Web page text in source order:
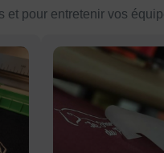
et pour entretenir vos